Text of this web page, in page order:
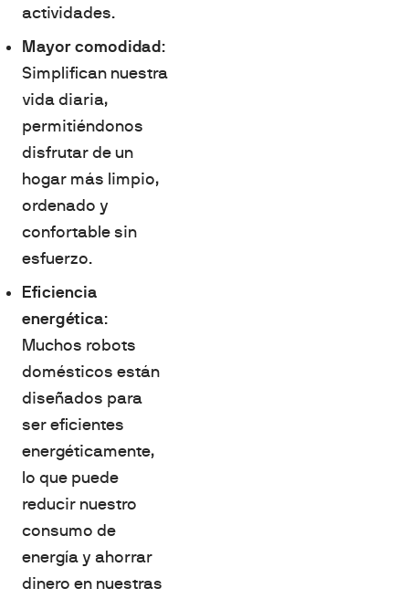
actividades.
Mayor comodidad:
Simplifican nuestra
vida diaria,
permitiéndonos
disfrutar de un
hogar más limpio,
ordenado y
confortable sin
esfuerzo.
Eficiencia
energética:
Muchos robots
domésticos están
diseñados para
ser eficientes
energéticamente,
lo que puede
reducir nuestro
consumo de
energía y ahorrar
dinero en nuestras